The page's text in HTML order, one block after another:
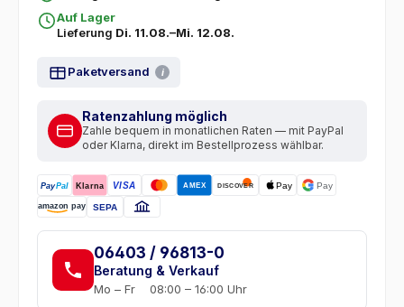
Auf Lager
Lieferung Di. 11.08.–Mi. 12.08.
Paketversand i
Ratenzahlung möglich
Zahle bequem in monatlichen Raten — mit PayPal
oder Klarna, direkt im Bestellprozess wählbar.
PayPal Klarna VISA AMEX DISCOVER Pay Pay
amazon pay SEPA
06403 / 96813-0
Beratung & Verkauf
Mo – Fr 08:00 – 16:00 Uhr